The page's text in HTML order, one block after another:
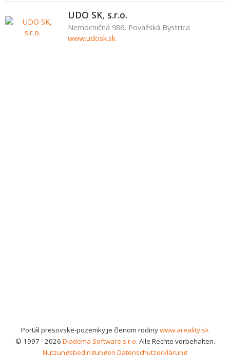
UDO SK, s.r.o.
Nemocničná 986, Považská Bystrica
www.udosk.sk
Portál presovske-pozemky je členom rodinywww.areality.sk
© 1997 - 2026 Diadema Software s.r.o. Alle Rechte vorbehalten.
Nutzungsbedingungen Datenschutzerklärung